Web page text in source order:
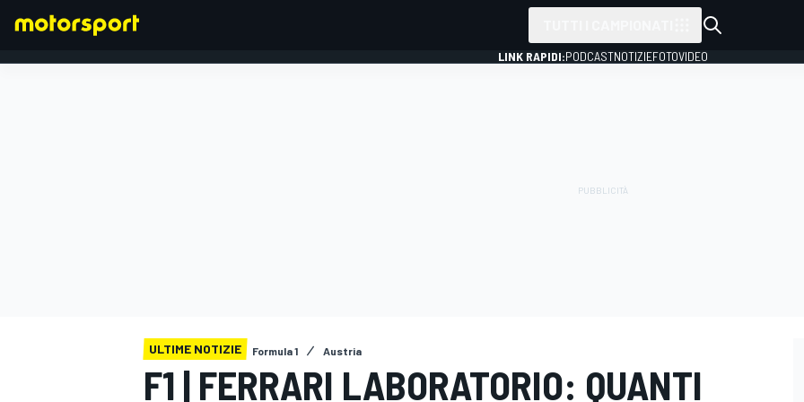
LINK RAPIDI:PODCASTNOTIZIEFOTOVIDEO
ULTIME NOTIZIE Formula 1 Austria
F1 | FERRARI LABORATORIO: QUANTI